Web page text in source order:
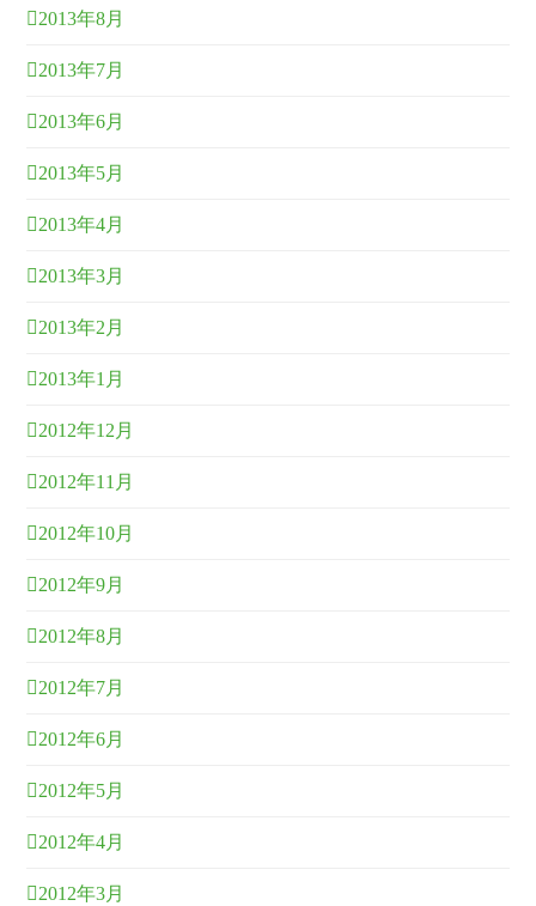
2013年8月
2013年7月
2013年6月
2013年5月
2013年4月
2013年3月
2013年2月
2013年1月
2012年12月
2012年11月
2012年10月
2012年9月
2012年8月
2012年7月
2012年6月
2012年5月
2012年4月
2012年3月